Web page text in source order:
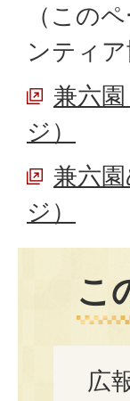
（この
ンティ
兼六
ジ）
兼六
ジ）
こ
広